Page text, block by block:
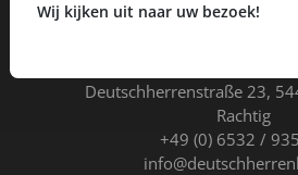
Deutschherrenstraße 23
Rachtig
+49 (0) 6532 /
Wij kijken uit naar uw bezoek!